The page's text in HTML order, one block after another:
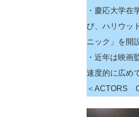
・慶応大学在
び、ハリウッ
ニック」を開
・近年は映画
速度的に広め
＜ACTORS